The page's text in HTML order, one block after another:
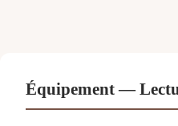
Équipement —